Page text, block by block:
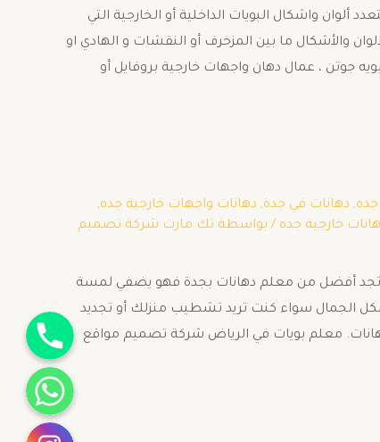
لواجهات المباني وذلك بجميع أحياء مدينة جده نوفر لعملائنا كتالوج ألوان الدهانات لعام 2025 و 2026 حيث تتعدد ألوان واشكال البويات الداخلية أو الخارجية التي
والأشكال ما بين المزخرف أو النقشات و الهادي او
جوتن ، عمال دهان واجهات خارجية بروفايل أو
جده, دهانات في جدة, دهانات واجهات خارجية جده,
خارجية جده / بواسطة تك مارت شركة تصميم
لا تجد أفضل من معلم دهانات بجدة فهو يضفي لمسة
الجمال سواء كنت تريد تشطيب منزلك أو تجديد
معلم بويات في الرياض شركة تصميم مواقع
جوال
واتساب
انستقرام